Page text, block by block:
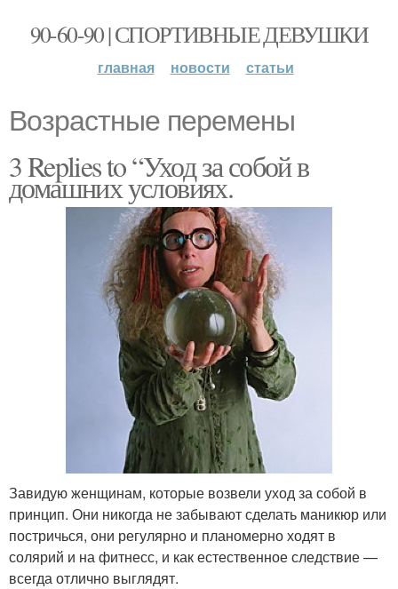
90-60-90 | СПОРТИВНЫЕ ДЕВУШКИ
главная новости статьи
Возрастные перемены
3 Replies to “Уход за собой в
домашних условиях.
Завидую женщинам, которые возвели уход за собой в
принцип. Они никогда не забывают сделать маникюр или
постричься, они регулярно и планомерно ходят в
солярий и на фитнесс, и как естественное следствие —
всегда отлично выглядят.